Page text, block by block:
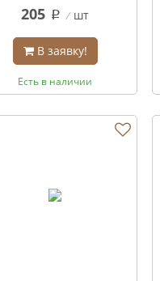
205 q шт
В заявку!
Есть в наличии